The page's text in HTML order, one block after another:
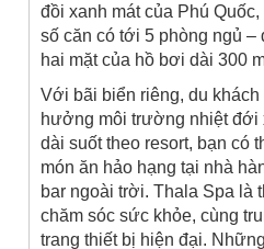
đồi xanh mát của Phú
số căn có tới 5 phòng ngủ –
hai mặt của hồ bơi dài 300
Với bãi biển riêng, du
hưởng môi trường nhiệt đới
dài suốt theo resort, bạn có
món ăn hảo hạng tại nhà
bar ngoài trời. Thala Spa là
chăm sóc sức khỏe, cùng
trang thiết bị hiện đại.